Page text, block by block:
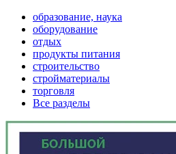
образование, наука
оборудование
отдых
продукты питания
строительство
стройматериалы
торговля
Все разделы